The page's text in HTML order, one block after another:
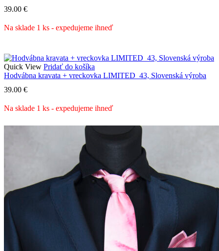
39.00 €
Na sklade 1 ks - expedujeme ihneď
Quick View Pridať do košíka
Hodvábna kravata + vreckovka LIMITED_43, Slovenská výroba
39.00 €
Na sklade 1 ks - expedujeme ihneď